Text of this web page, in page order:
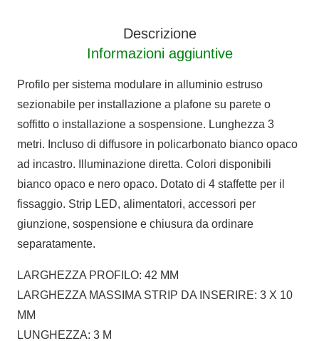
Descrizione
Informazioni aggiuntive
Profilo per sistema modulare in alluminio estruso
sezionabile per installazione a plafone su parete o
soffitto o installazione a sospensione. Lunghezza 3
metri. Incluso di diffusore in policarbonato bianco opaco
ad incastro. Illuminazione diretta. Colori disponibili
bianco opaco e nero opaco. Dotato di 4 staffette per il
fissaggio. Strip LED, alimentatori, accessori per
giunzione, sospensione e chiusura da ordinare
separatamente.
LARGHEZZA PROFILO: 42 MM
LARGHEZZA MASSIMA STRIP DA INSERIRE: 3 X 10
MM
LUNGHEZZA: 3 M